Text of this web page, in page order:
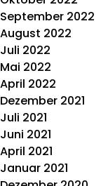
September 2022
August 2022
Juli 2022
Mai 2022
April 2022
Dezember 2021
Juli 2021
Juni 2021
April 2021
Januar 2021